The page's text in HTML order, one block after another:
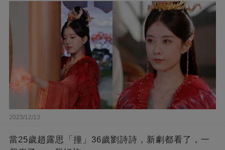
2023/12/13
當25歲趙露思「撞」36歲劉詩詩，新劇都看了，一